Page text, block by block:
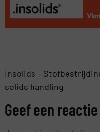
Insolids –
solids handling
Geef een reactie